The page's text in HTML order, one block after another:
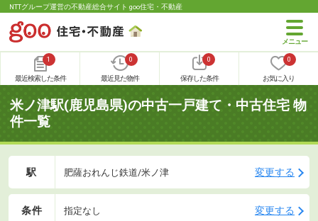
NTTグループ運営の不動産総合サイト goo住宅・不動産
1
最近検索した条件
0
最近見た物件
0
保存した条件
0
お気に入り
米ノ津駅(鹿児島県)の中古一戸建て・中古住宅 物
件一覧
駅 肥薩おれんじ鉄道/米ノ津 変更する
条件 指定なし 変更する